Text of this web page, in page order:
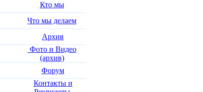
Кто мы
Что мы делаем
Архив
Фото и Видео
(архив)
Форум
Контакты и